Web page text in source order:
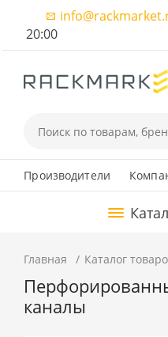
20:00
Производители
Главная Каталог
каналы